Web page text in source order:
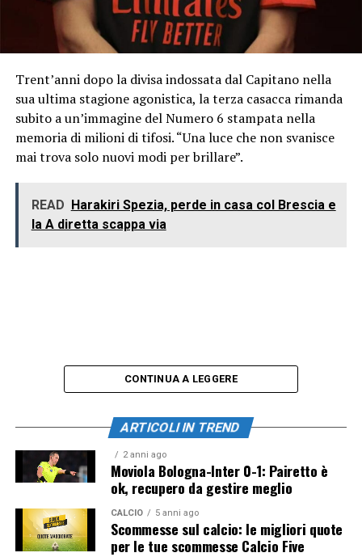
Trent’anni dopo la divisa indossata dal Capitano nella
sua ultima stagione agonistica, la terza casacca rimanda
subito a un’immagine del Numero 6 stampata nella
memoria di milioni di tifosi. “Una luce che non svanisce
mai trova solo nuovi modi per brillare”.
READ Harakiri Spezia, perde in casa col Brescia e
la A diretta scappa via
CONTINUA A LEGGERE
ARTICOLI IN TREND
2 anni ago
Moviola Bologna-Inter 0-1: Pairetto è
ok, recupero da gestire meglio
CALCIO 5 anni ago
Scommesse sul calcio: le migliori quote
per le tue scommesse Calcio Five